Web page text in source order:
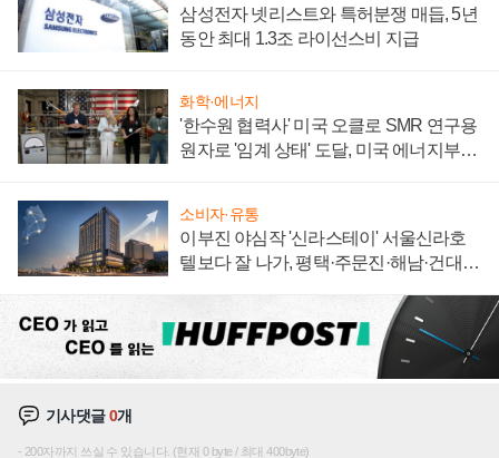
삼성전자 넷리스트와 특허분쟁 매듭, 5년
동안 최대 1.3조 라이선스비 지급
화학·에너지
'한수원 협력사' 미국 오클로 SMR 연구용
원자로 '임계 상태' 도달, 미국 에너지부
소비자·유통
이부진 야심작 '신라스테이' 서울신라호
텔보다 잘 나가, 평택·주문진·해남·건대로
기사댓글0개
200자까지 쓰실 수 있습니다. (현재 0 byte / 최대 400byte)